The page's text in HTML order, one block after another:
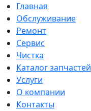
Главная
Обслуживание
Ремонт
Сервис
Чистка
Каталог запчастей
Услуги
О компании
Контакты